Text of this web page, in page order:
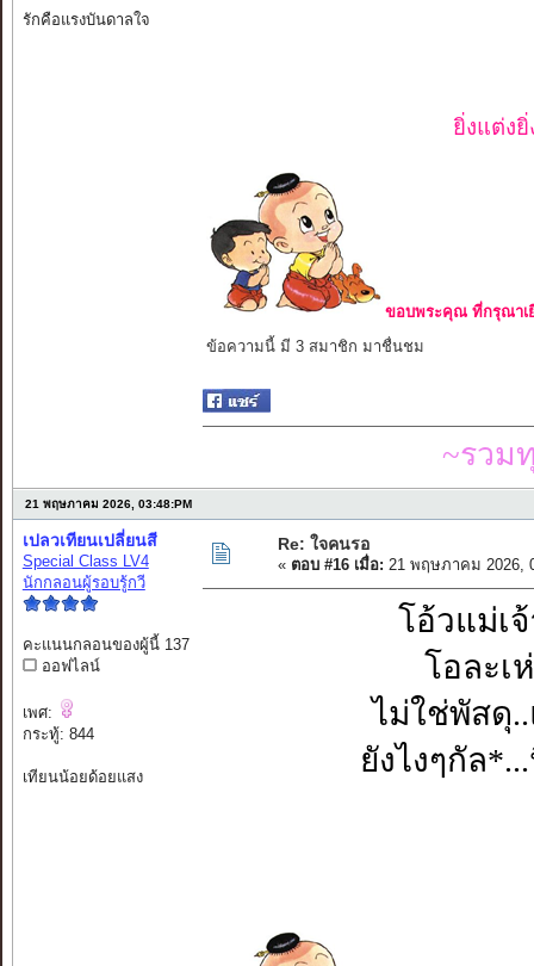
รักคือแรงบันดาลใจ
ยิ่งแต่ง
ขอบพระคุณ ที่กรุณาเ
ข้อความนี้ มี 3 สมาชิก มาชื่นชม
~รวม
21 พฤษภาคม 2026, 03:48:PM
เปลวเทียนเปลี่ยนสี
Special Class LV4
นักกลอนผู้รอบรู้กวี
คะแนนกลอนของผู้นี้ 137
ออฟไลน์
เพศ:
กระทู้: 844
เทียนน้อยด้อยแสง
Re: ใจคนรอ
« ตอบ #16 เมื่อ: 21 พฤษภาคม 2026,
โอ้วแม่เ
โอละเ
ไม่ใช่พัสดุ
ยังไงๆกัล